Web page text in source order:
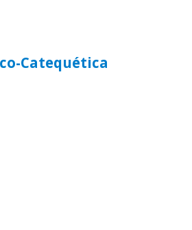
Catequética